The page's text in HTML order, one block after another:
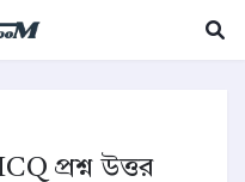
প্রশ্ন উত্তর